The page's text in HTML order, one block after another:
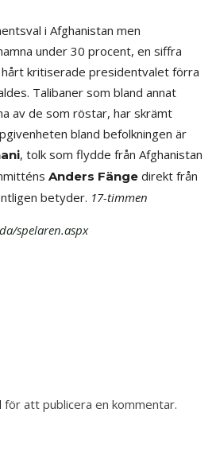
i Afghanistan men
under 30 procent, en siffra
kritiserade presidentvalet förra
Talibaner som bland annat
av de som röstar, har skrämt
bland befolkningen är
, tolk som flydde från Afghanistan
Anders Fänge direkt från
betyder. 17-timmen
spelaren.aspx
för att publicera en kommentar.